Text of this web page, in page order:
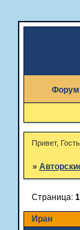
Форум
Привет,
»
Иран
Страница: 1